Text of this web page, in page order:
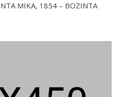
MIKA, 1854 – BOZINTA